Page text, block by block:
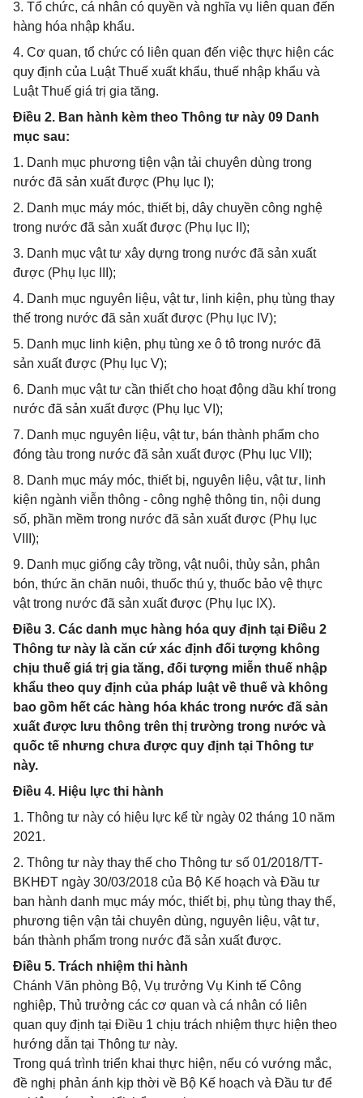
3. Tổ chức, cá nhân có quyền và nghĩa vụ liên quan đến
hàng hóa nhập khẩu.
4. Cơ quan, tổ chức có liên quan đến việc thực hiện các
quy định của Luật Thuế xuất khẩu, thuế nhập khẩu và
Luật Thuế giá trị gia tăng.
Điều 2. Ban hành kèm theo Thông tư này 09 Danh
mục sau:
1. Danh mục phương tiện vận tải chuyên dùng trong
nước đã sản xuất được (Phụ lục I);
2. Danh mục máy móc, thiết bị, dây chuyền công nghệ
trong nước đã sản xuất được (Phụ lục II);
3. Danh mục vật tư xây dựng trong nước đã sản xuất
được (Phụ lục III);
4. Danh mục nguyên liệu, vật tư, linh kiện, phụ tùng thay
thế trong nước đã sản xuất được (Phụ lục IV);
5. Danh mục linh kiện, phụ tùng xe ô tô trong nước đã
sản xuất được (Phụ lục V);
6. Danh mục vật tư cần thiết cho hoạt động dầu khí trong
nước đã sản xuất được (Phụ lục VI);
7. Danh mục nguyên liệu, vật tư, bán thành phẩm cho
đóng tàu trong nước đã sản xuất được (Phụ lục VII);
8. Danh mục máy móc, thiết bị, nguyên liệu, vật tư, linh
kiện ngành viễn thông - công nghệ thông tin, nội dung
số, phần mềm trong nước đã sản xuất được (Phụ lục
VIII);
9. Danh mục giống cây trồng, vật nuôi, thủy sản, phân
bón, thức ăn chăn nuôi, thuốc thú y, thuốc bảo vệ thực
vật trong nước đã sản xuất được (Phụ lục IX).
Điều 3. Các danh mục hàng hóa quy định tại Điều 2
Thông tư này là căn cứ xác định đối tượng không
chịu thuế giá trị gia tăng, đối tượng miễn thuế nhập
khẩu theo quy định của pháp luật về thuế và không
bao gồm hết các hàng hóa khác trong nước đã sản
xuất được lưu thông trên thị trường trong nước và
quốc tế nhưng chưa được quy định tại Thông tư
này.
Điều 4. Hiệu lực thi hành
1. Thông tư này có hiệu lực kể từ ngày 02 tháng 10 năm
2021.
2. Thông tư này thay thế cho Thông tư số 01/2018/TT-
BKHĐT ngày 30/03/2018 của Bộ Kế hoạch và Đầu tư
ban hành danh mục máy móc, thiết bị, phụ tùng thay thế,
phương tiện vận tải chuyên dùng, nguyên liệu, vật tư,
bán thành phẩm trong nước đã sản xuất được.
Điều 5. Trách nhiệm thi hành
Chánh Văn phòng Bộ, Vụ trưởng Vụ Kinh tế Công
nghiệp, Thủ trưởng các cơ quan và cá nhân có liên
quan quy định tại Điều 1 chịu trách nhiệm thực hiện theo
hướng dẫn tại Thông tư này.
Trong quá trình triển khai thực hiện, nếu có vướng mắc,
đề nghị phản ánh kịp thời về Bộ Kế hoạch và Đầu tư để